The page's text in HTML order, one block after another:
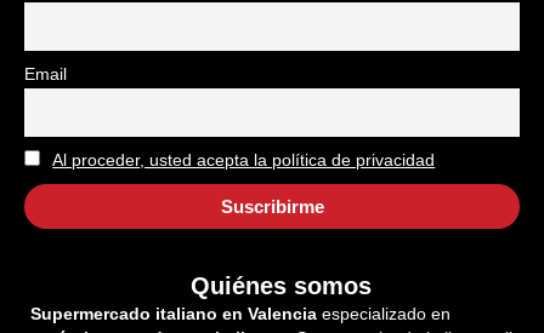
Email
Al proceder, usted acepta la política de privacidad
Quiénes somos
Supermercado italiano en Valencia especializado en